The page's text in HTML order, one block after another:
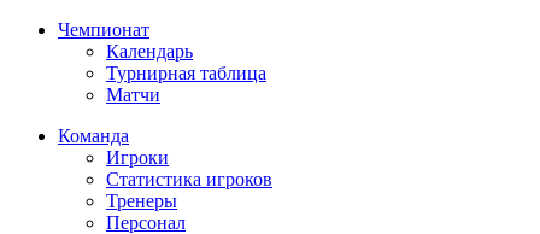
Чемпионат
Календарь
Турнирная таблица
Матчи
Команда
Игроки
Статистика игроков
Тренеры
Персонал